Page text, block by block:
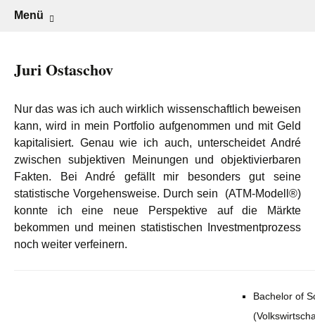
André Stagge, CFTe, CFA
Senior Portfolio Manager & Performance
Menü
Juri Ostaschov
Nur das was ich auch wirklich wissenschaftlich beweisen
kann, wird in mein Portfolio aufgenommen und mit Geld
kapitalisiert. Genau wie ich auch, unterscheidet André
zwischen subjektiven Meinungen und objektivierbaren
Fakten. Bei André gefällt mir besonders gut seine
statistische Vorgehensweise. Durch sein (ATM-Modell®)
konnte ich eine neue Perspektive auf die Märkte
bekommen und meinen statistischen Investmentprozess
noch weiter verfeinern.
Bachelor of